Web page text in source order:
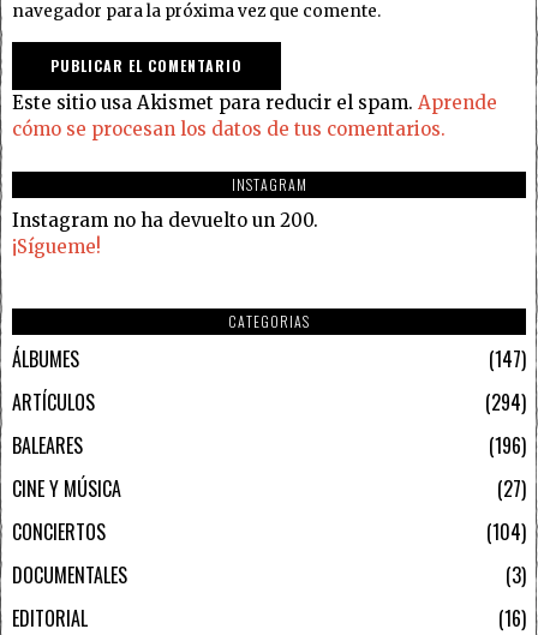
navegador para la próxima vez que comente.
Este sitio usa Akismet para reducir el spam. Aprende
cómo se procesan los datos de tus comentarios.
INSTAGRAM
Instagram no ha devuelto un 200.
¡Sígueme!
CATEGORIAS
ÁLBUMES
147
ARTÍCULOS
294
BALEARES
196
CINE Y MÚSICA
27
CONCIERTOS
104
DOCUMENTALES
3
EDITORIAL
16